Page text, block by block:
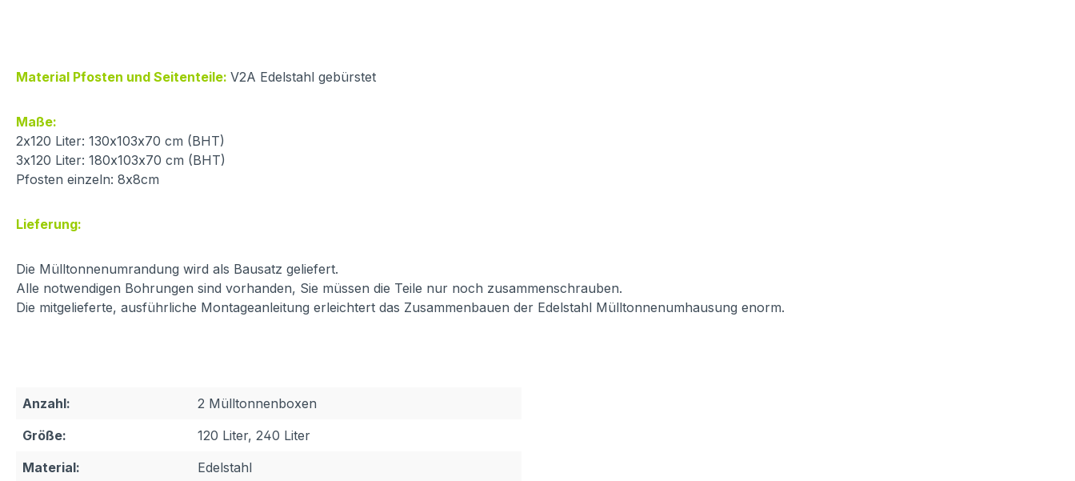
Material Pfosten und Seitenteile: V2A Edelstahl gebürstet
Maße:
2x120 Liter: 130x103x70 cm (BHT)
3x120 Liter: 180x103x70 cm (BHT)
Pfosten einzeln: 8x8cm
Lieferung:
Die Mülltonnenumrandung wird als Bausatz geliefert.
Alle notwendigen Bohrungen sind vorhanden, Sie müssen die Teile nur noch zusammenschrauben.
Die mitgelieferte, ausführliche Montageanleitung erleichtert das Zusammenbauen der Edelstahl Mülltonnenumhausung enorm.
Anzahl:
2 Mülltonnenboxen
Größe:
120 Liter, 240 Liter
Material:
Edelstahl